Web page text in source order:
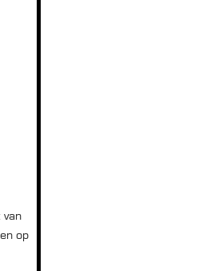
van
op